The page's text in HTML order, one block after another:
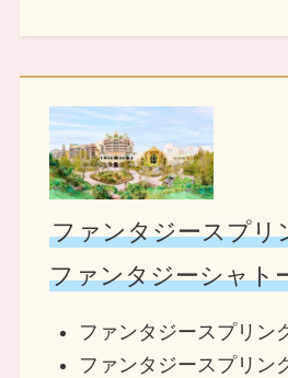
ファンタジースプリ
ファンタジーシャト
ファンタジースプリン
ファンタジースプリン